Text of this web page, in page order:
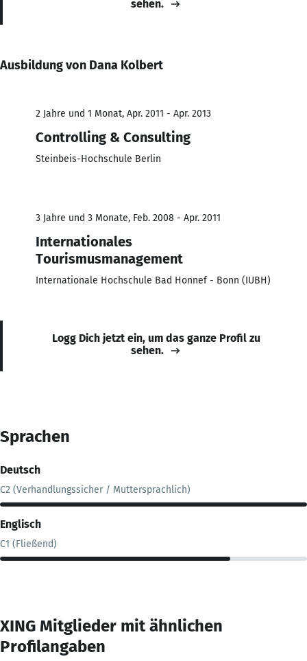
sehen.
Ausbildung von Dana Kolbert
2 Jahre und 1 Monat, Apr. 2011 - Apr. 2013
Controlling & Consulting
Steinbeis-Hochschule Berlin
3 Jahre und 3 Monate, Feb. 2008 - Apr. 2011
Internationales
Tourismusmanagement
Internationale Hochschule Bad Honnef - Bonn (IUBH)
Logg Dich jetzt ein, um das ganze Profil zu
sehen.
Sprachen
Deutsch
C2 (Verhandlungssicher / Muttersprachlich)
Englisch
C1 (Fließend)
XING Mitglieder mit ähnlichen
Profilangaben